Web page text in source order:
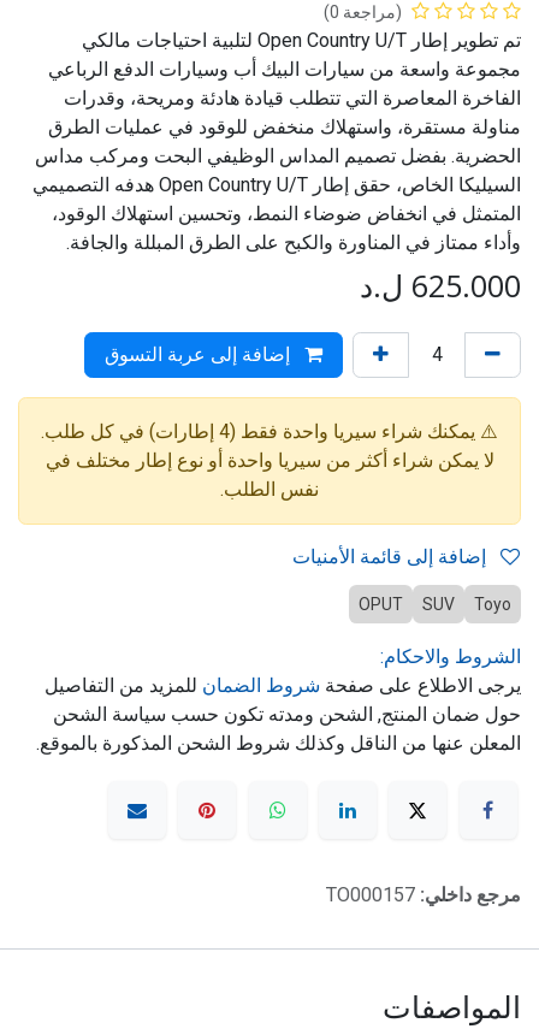
(مراجعة 0)
تم تطوير إطار Open Country U/T لتلبية احتياجات مالكي
مجموعة واسعة من سيارات البيك أب وسيارات الدفع الرباعي
الفاخرة المعاصرة التي تتطلب قيادة هادئة ومريحة، وقدرات
مناولة مستقرة، واستهلاك منخفض للوقود في عمليات الطرق
الحضرية. بفضل تصميم المداس الوظيفي البحت ومركب مداس
السيليكا الخاص، حقق إطار Open Country U/T هدفه التصميمي
المتمثل في انخفاض ضوضاء النمط، وتحسين استهلاك الوقود،
وأداء ممتاز في المناورة والكبح على الطرق المبللة والجافة.
625.000 ل.د
إضافة إلى عربة التسوق
⚠️ يمكنك شراء سيريا واحدة فقط (4 إطارات) في كل طلب.
لا يمكن شراء أكثر من سيريا واحدة أو نوع إطار مختلف في
نفس الطلب.
Toyo
SUV
OPUT
الشروط والاحكام:
يرجى الاطلاع على صفحة شروط الضمان للمزيد من التفاصيل
حول ضمان المنتج, الشحن ومدته تكون حسب سياسة الشحن
المعلن عنها من الناقل وكذلك شروط الشحن المذكورة بالموقع.
مرجع داخلي: TO000157
المواصفات